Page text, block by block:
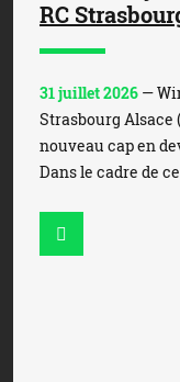
RC
31 juillet 2026 —
Strasbourg Alsace
nouveau cap en
Dans le cadre de